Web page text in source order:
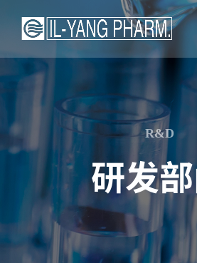
关
洋
前
简
介
一
研
前
景
研
司
历
史
公
司
杂
志
R&D
研发